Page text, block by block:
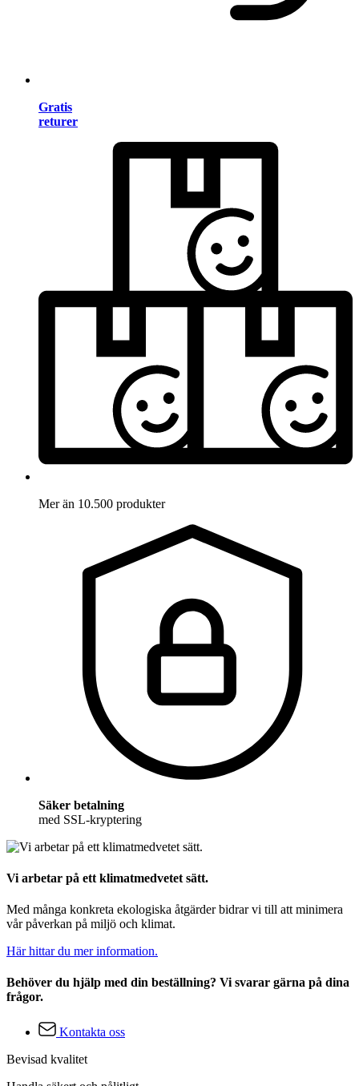
Gratis
returer
Mer än 10.500 produkter
Säker betalning
med SSL-kryptering
Vi arbetar på ett klimatmedvetet sätt.
Med många konkreta ekologiska åtgärder bidrar vi till att minimera
vår påverkan på miljö och klimat.
Här hittar du mer information.
Behöver du hjälp med din beställning? Vi svarar gärna på dina
frågor.
Kontakta oss
Bevisad kvalitet